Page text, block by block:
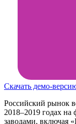
Скачать демо-
Российский рынок
2018–2019 годах
заводами, включая